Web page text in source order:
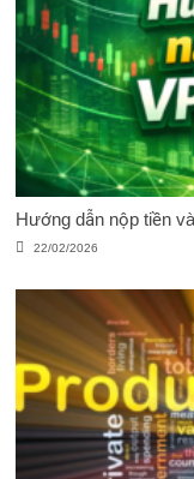
Hướng dẫn nộp tiền
22/02/2026